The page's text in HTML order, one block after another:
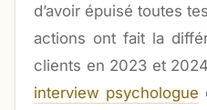
d’avoir épuisé toutes
actions ont fait la
clients en 2023 et
interview psychologue